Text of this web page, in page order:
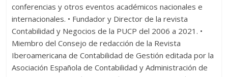
conferencias y otros eventos académicos nacionales e
internacionales. • Fundador y Director de la revista
Contabilidad y Negocios de la PUCP del 2006 a 2021. •
Miembro del Consejo de redacción de la Revista
Iberoamericana de Contabilidad de Gestión editada por la
Asociación Española de Contabilidad y Administración de